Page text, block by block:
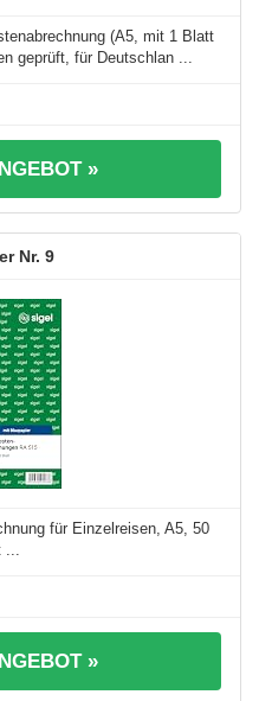
(A5, mit 1 Blatt
geprüft, für Deutschlan ...
»
9
für Einzelreisen, A5, 50
...
»